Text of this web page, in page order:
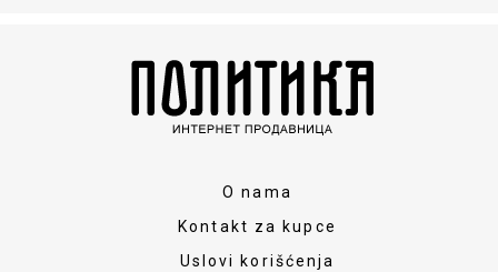
O nama
Kontakt za kupce
Uslovi korišćenja